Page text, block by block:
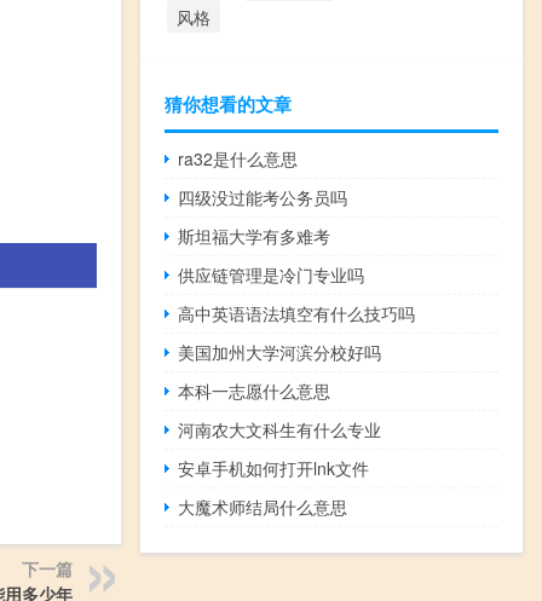
下一篇
多少年
风格
猜你想看的文章
ra32是什么意思
四级没过能考公务员吗
斯坦福大学有多难考
供应链管理是冷门专业吗
高中英语语法填空有什么技巧吗
美国加州大学河滨分校好吗
本科一志愿什么意思
河南农大文科生有什么专业
安卓手机如何打开lnk文件
大魔术师结局什么意思